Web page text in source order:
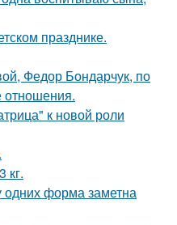
празднике.
Федор Бондарчук, по
отношения.
к новой роли
кг.
одних форма заметна